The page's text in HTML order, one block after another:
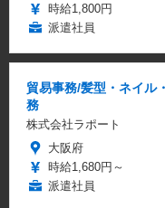
時給1,800円
派遣社員
貿易事務/髪型・ネイル
務
株式会社ラポート
大阪府
時給1,680円～
派遣社員